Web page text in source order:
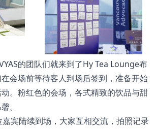
的团队们就来到了Hy Tea Lounge布
会场前等待客人到场后签到，准备开始
。粉红色的会场，各式精致的饮品与甜
。
宾陆续到场，大家互相交流，拍照记录